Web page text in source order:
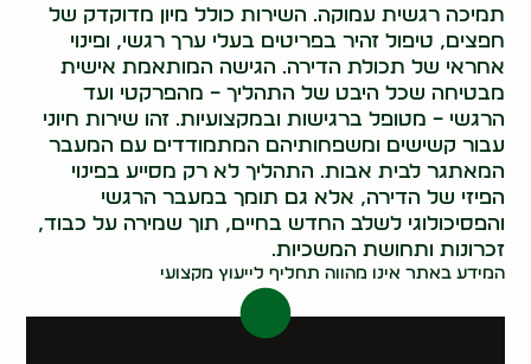
תמיכה רגשית עמוקה. השירות כולל מיון מדוקדק של
חפצים, טיפול זהיר בפריטים בעלי ערך רגשי, ופינוי
אחראי של תכולת הדירה. הגישה המותאמת אישית
מבטיחה שכל היבט של התהליך – מהפרקטי ועד
הרגשי – מטופל ברגישות ובמקצועיות. זהו שירות חיוני
עבור קשישים ומשפחותיהם המתמודדים עם המעבר
המאתגר לבית אבות. התהליך לא רק מסייע בפינוי
הפיזי של הדירה, אלא גם תומך במעבר הרגשי
והפסיכולוגי לשלב החדש בחיים, תוך שמירה על כבוד,
זכרונות ותחושת המשכיות.
המידע באתר אינו מהווה תחליף לייעוץ מקצועי